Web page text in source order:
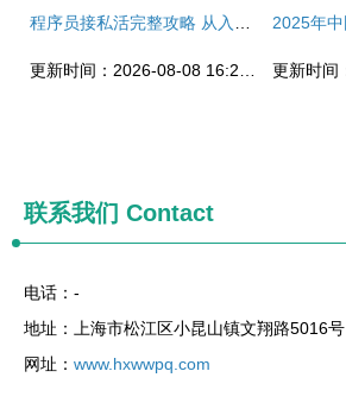
联系我们 Contact
电话：-
地址：上海市松江区小昆山镇文翔路5016号
网址： www.hxwwpq.com